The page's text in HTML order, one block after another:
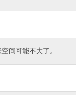
间可能不大了。